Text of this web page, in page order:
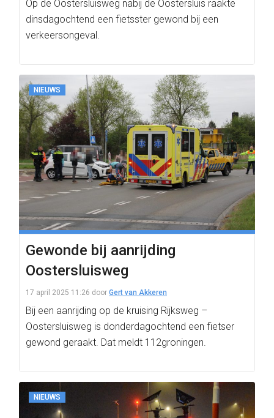
Op de Oostersluisweg nabij de Oostersluis raakte
dinsdagochtend een fietsster gewond bij een
verkeersongeval.
NIEUWS
Gewonde bij aanrijding
Oostersluisweg
17 april 2025 11:26 door Gert van Akkeren
Bij een aanrijding op de kruising Rijksweg –
Oostersluisweg is donderdagochtend een fietser
gewond geraakt. Dat meldt 112groningen.
NIEUWS